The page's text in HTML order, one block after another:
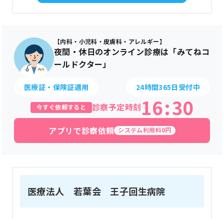
【内科・小児科・皮膚科・アレルギー】
夜間・休日のオンライン診療は「みてねコ
ールドクター」
医療証・保険証適用 24時間365日受付中
今すぐ依頼すると 診察予定時刻16:30
アプリで診察依頼 システム利用料0円
医療法人 若葉会 王子回生病院